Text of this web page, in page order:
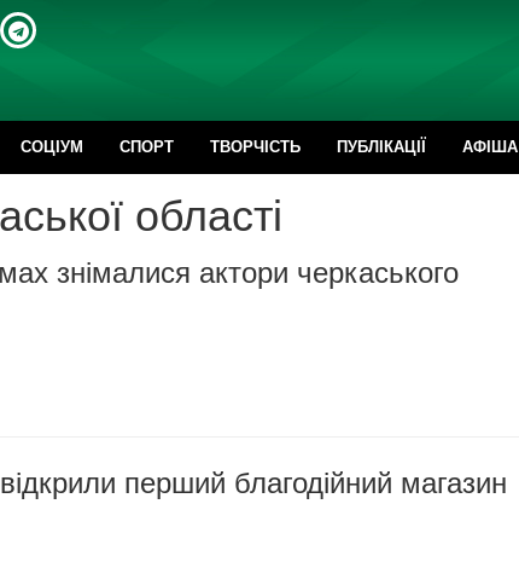
CОЦІУМ СПОРТ ТВОРЧІСТЬ ПУБЛІКАЦІЇ АФІША
області
знімалися актори черкаського
перший благодійний магазин